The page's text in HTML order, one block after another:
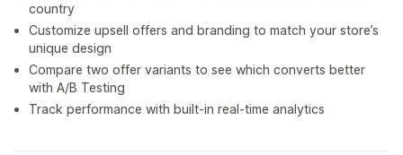
country
Customize upsell offers and branding to match your store’s
unique design
Compare two offer variants to see which converts better
with A/B Testing
Track performance with built-in real-time analytics